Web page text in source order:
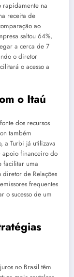
rapidamente na
receita de
ao
saltou 64%,
a cerca de 7
o diretor
o acesso a
o Itaú
dos recursos
também
a Turbi já utilizava
apoio financeiro do
facilitar uma
de Relações
frequentes
o sucesso de um
no Brasil têm